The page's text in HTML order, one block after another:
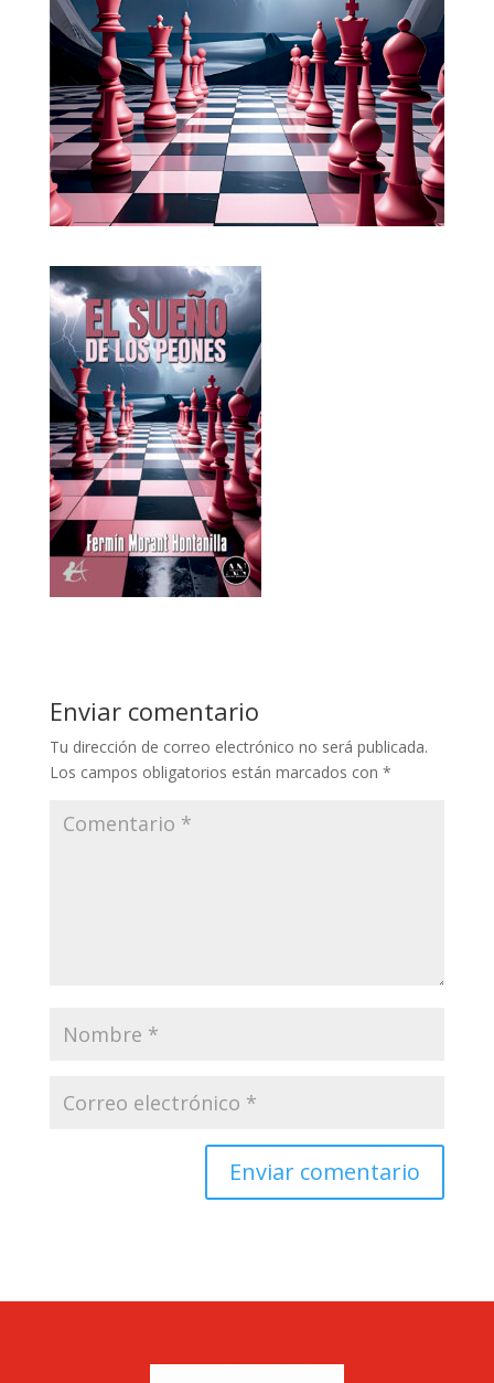
Enviar comentario
Tu dirección de correo electrónico no será publicada.
Los campos obligatorios están marcados con *